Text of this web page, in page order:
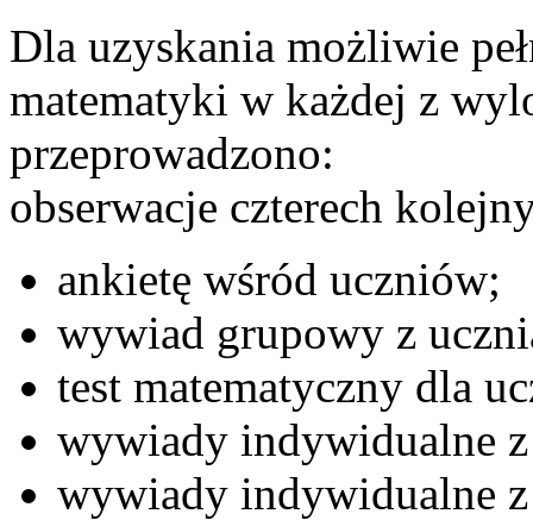
Dla uzyskania możliwie
matematyki w każdej z
przeprowadzono:
obserwacje czterech
ankietę wśród uczniów;
wywiad grupowy z
test matematyczny dla
wywiady indywidualne
wywiady indywidualne